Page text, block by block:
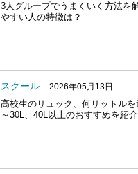
3人グループでうまくいく方法を
やすい人の特徴は？
スクール 2026年05月13日
高校生のリュック、何リットル
～30L、40L以上のおすすめを紹介